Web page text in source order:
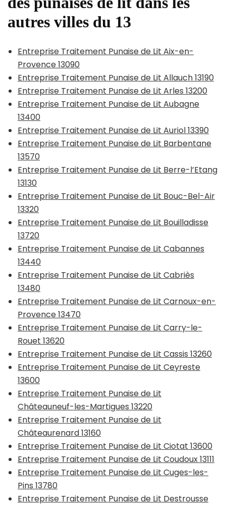
autres villes du 13
Entreprise Traitement Punaise de Lit Aix-en-
Provence 13090
Entreprise Traitement Punaise de Lit Allauch 13190
Entreprise Traitement Punaise de Lit Arles 13200
Entreprise Traitement Punaise de Lit Aubagne
13400
Entreprise Traitement Punaise de Lit Auriol 13390
Entreprise Traitement Punaise de Lit Barbentane
13570
Entreprise Traitement Punaise de Lit Berre-l’Etang
13130
Entreprise Traitement Punaise de Lit Bouc-Bel-Air
13320
Entreprise Traitement Punaise de Lit Bouilladisse
13720
Entreprise Traitement Punaise de Lit Cabannes
13440
Entreprise Traitement Punaise de Lit Cabriès
13480
Entreprise Traitement Punaise de Lit Carnoux-en-
Provence 13470
Entreprise Traitement Punaise de Lit Carry-le-
Rouet 13620
Entreprise Traitement Punaise de Lit Cassis 13260
Entreprise Traitement Punaise de Lit Ceyreste
13600
Entreprise Traitement Punaise de Lit
Châteauneuf-les-Martigues 13220
Entreprise Traitement Punaise de Lit
Châteaurenard 13160
Entreprise Traitement Punaise de Lit Ciotat 13600
Entreprise Traitement Punaise de Lit Coudoux 13111
Entreprise Traitement Punaise de Lit Cuges-les-
Pins 13780
Entreprise Traitement Punaise de Lit Destrousse